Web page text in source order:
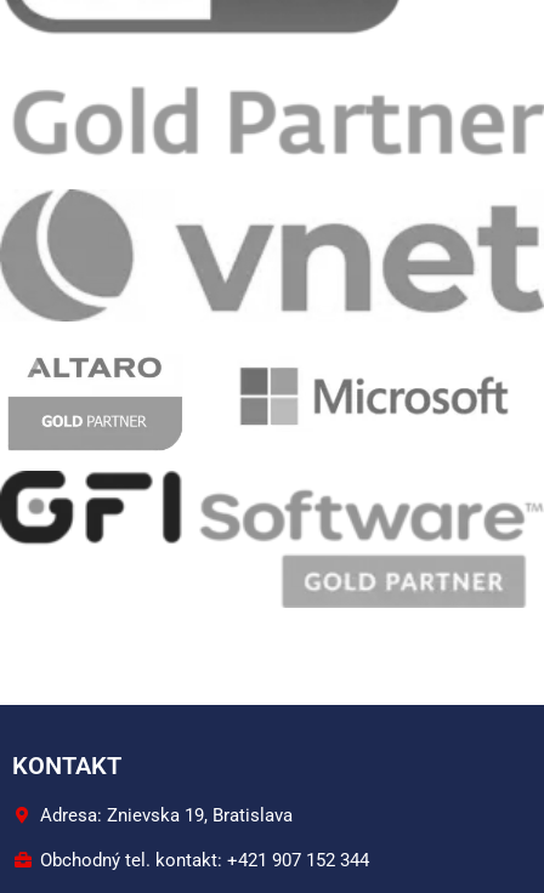
KONTAKT
Adresa: Znievska 19, Bratislava
Obchodný tel. kontakt: +421 907 152 344